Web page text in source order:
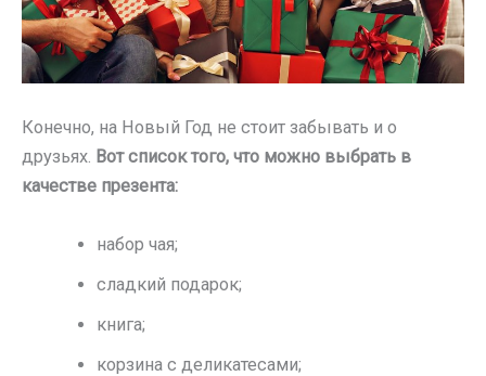
Конечно, на Новый Год не стоит забывать и о
друзьях. Вот список того, что можно выбрать в
качестве презента:
набор чая;
сладкий подарок;
книга;
корзина с деликатесами;